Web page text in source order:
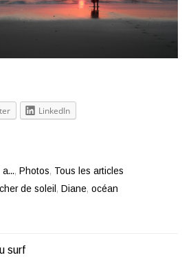
LinkedIn
, Photos, Tous les articles
de soleil , Diane,océan
surf